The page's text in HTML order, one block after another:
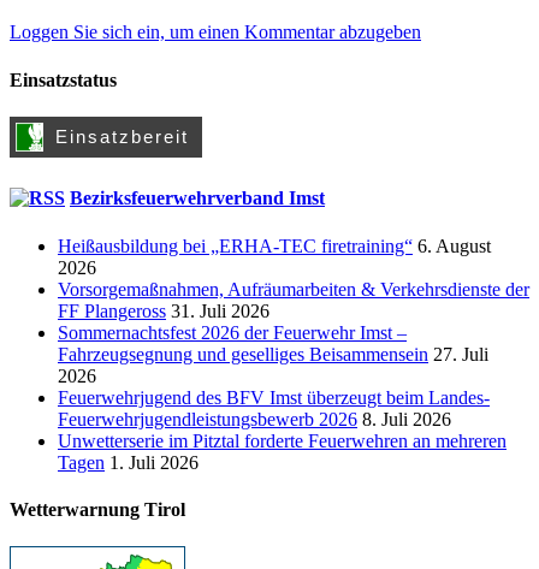
Loggen Sie sich ein, um einen Kommentar abzugeben
Einsatzstatus
Bezirksfeuerwehrverband Imst
Heißausbildung bei „ERHA-TEC firetraining“ 6. August
2026
Vorsorgemaßnahmen, Aufräumarbeiten & Verkehrsdienste der
FF Plangeross 31. Juli 2026
Sommernachtsfest 2026 der Feuerwehr Imst –
Fahrzeugsegnung und geselliges Beisammensein 27. Juli
2026
Feuerwehrjugend des BFV Imst überzeugt beim Landes-
Feuerwehrjugendleistungsbewerb 2026 8. Juli 2026
Unwetterserie im Pitztal forderte Feuerwehren an mehreren
Tagen 1. Juli 2026
Wetterwarnung Tirol